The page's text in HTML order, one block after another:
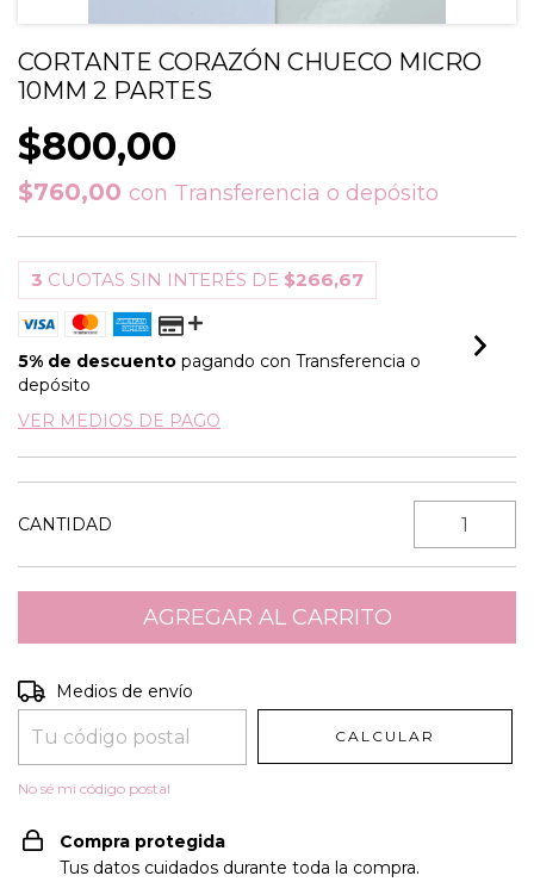
CORTANTE CORAZÓN CHUECO MICRO
10MM 2 PARTES
$800,00
$760,00 con Transferencia o depósito
3 CUOTAS SIN INTERÉS DE $266,67
5% de descuento pagando con Transferencia o
depósito
VER MEDIOS DE PAGO
CANTIDAD
Entregas para el CP:
Medios de envío
CALCULAR
No sé mi código postal
Compra protegida
Tus datos cuidados durante toda la compra.